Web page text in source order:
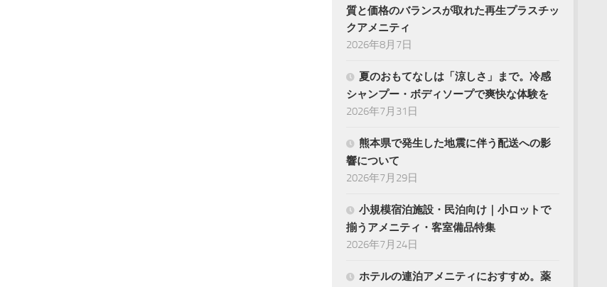
質と価格のバランスが取れた再生プラスチッ
クアメニティ
2026年8月7日
夏のおもてなしは「涼しさ」まで。冷感
シャンプー・ボディソープで爽快な体験を
2026年7月31日
熊本県で発生した地震に伴う配送への影
響について
2026年7月29日
小規模宿泊施設・民泊向け｜小ロットで
揃うアメニティ・客室備品特集
2026年7月24日
ホテルの連泊アメニティにおすすめ。薬